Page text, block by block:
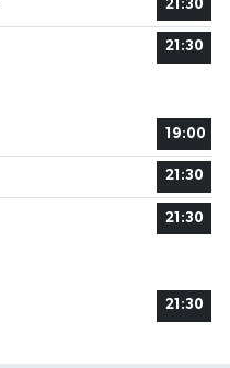
21:30
21:30
19:00
21:30
21:30
21:30